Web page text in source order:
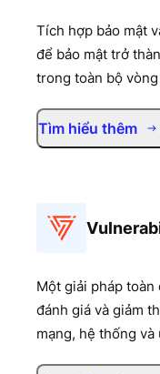
Tích hợp bảo mật
để bảo mật trở
trong toàn bộ
Tìm hiểu thêm
Một giải pháp
đánh giá và giảm
mạng, hệ thống